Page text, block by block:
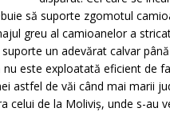
să suporte zgomotul
greu al camioanelor a
un adevărat calvar
este exploatată eficient de
astfel de văi când mai marii
celui de la Moliviş, unde s-au